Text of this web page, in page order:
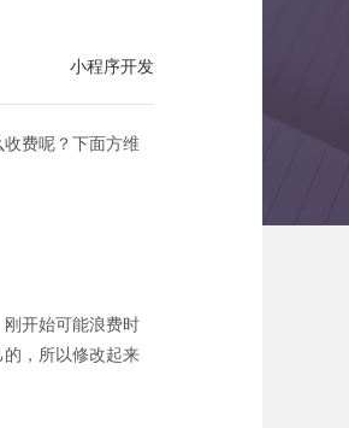
小程序开发
费呢？下面方维
开始可能浪费时
，所以修改起来